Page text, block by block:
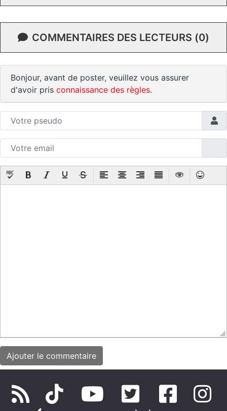
COMMENTAIRES DES LECTEURS (0)
Bonjour, avant de poster, veuillez vous assurer
d'avoir pris connaissance des règles.